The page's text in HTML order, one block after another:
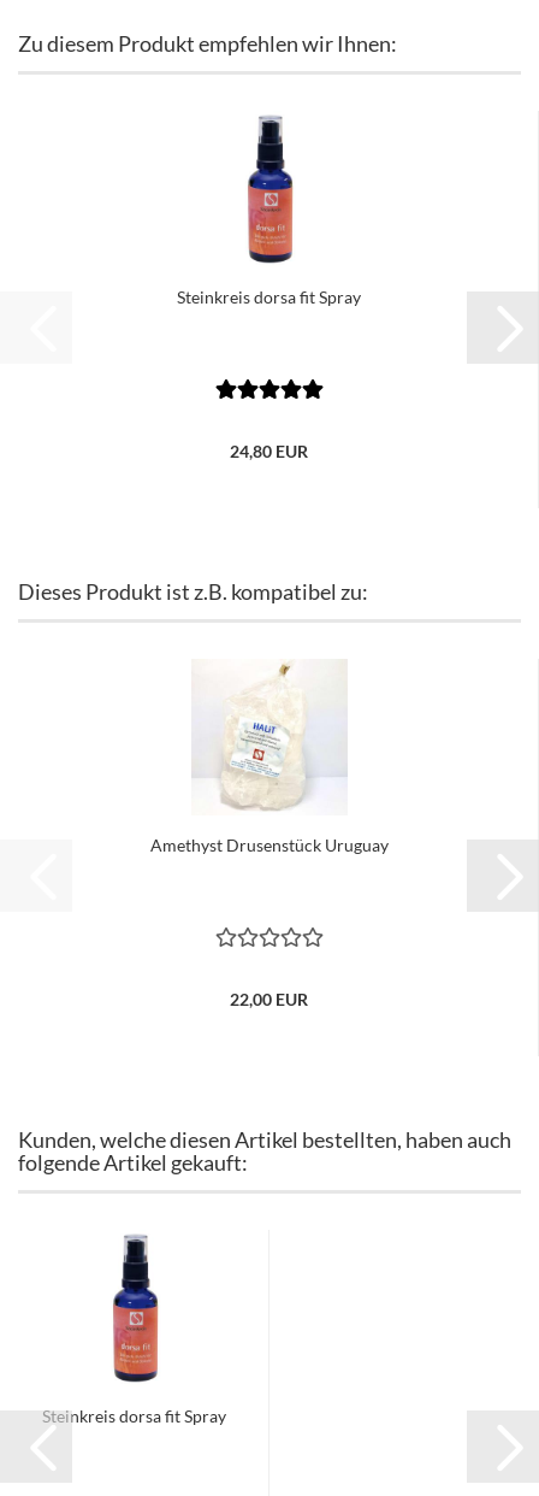
Zu diesem Produkt empfehlen wir Ihnen:
Steinkreis dorsa fit Spray
24,80 EUR
Dieses Produkt ist z.B. kompatibel zu:
Amethyst Drusenstück Uruguay
22,00 EUR
Kunden, welche diesen Artikel bestellten, haben auch
folgende Artikel gekauft:
Steinkreis dorsa fit Spray